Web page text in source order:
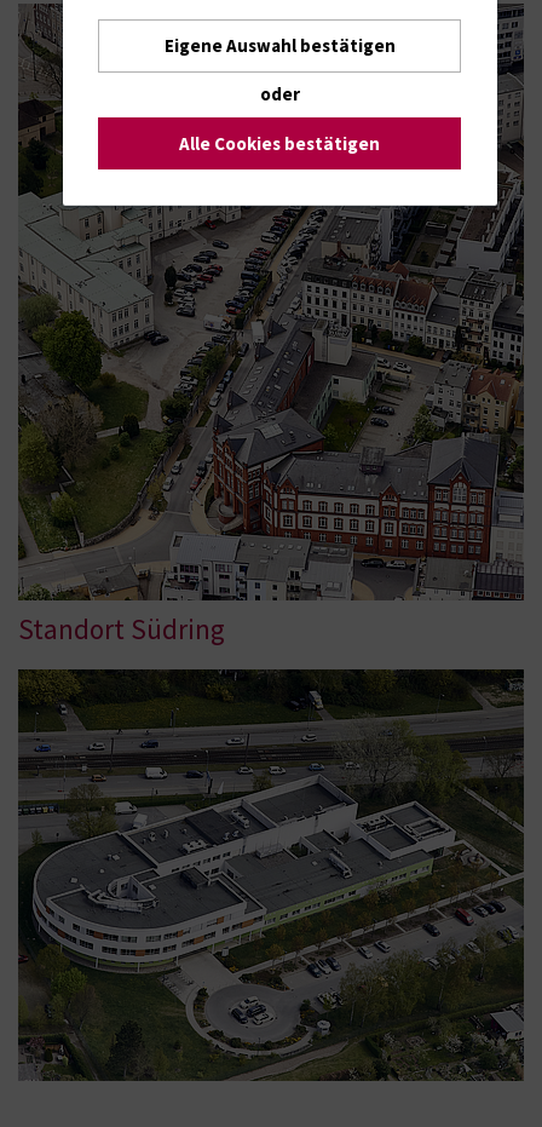
Standort Südring
Eigene Auswahl bestätigen
oder
Alle Cookies bestätigen